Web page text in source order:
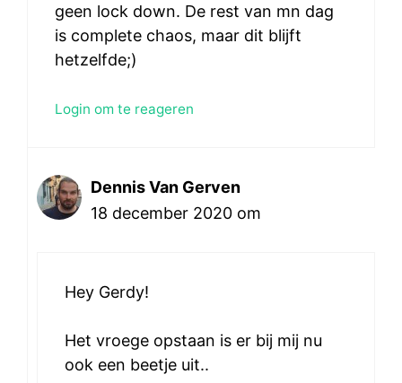
geen lock down. De rest van mn dag
is complete chaos, maar dit blijft
hetzelfde;)
Login om te reageren
Dennis Van Gerven
18 december 2020 om
Hey Gerdy!
Het vroege opstaan is er bij mij nu
ook een beetje uit..